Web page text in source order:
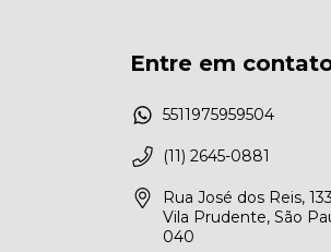
Entre em
5511975959504
(11) 2645-0881
Rua José dos Reis,
Vila Prudente, São
040